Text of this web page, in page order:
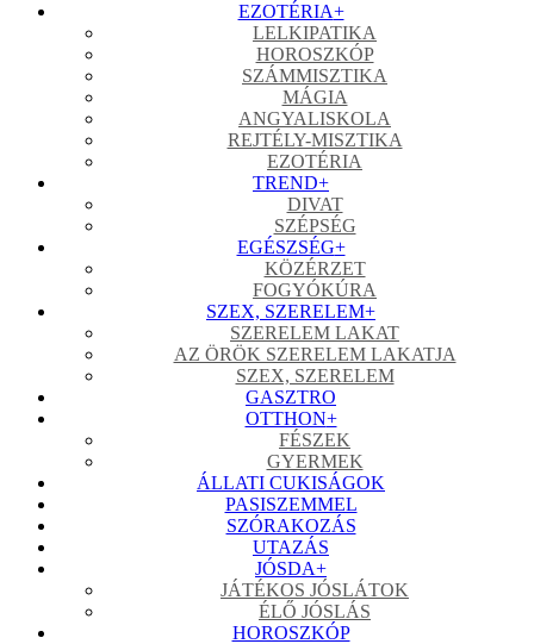
EZOTÉRIA+
LELKIPATIKA
HOROSZKÓP
SZÁMMISZTIKA
MÁGIA
ANGYALISKOLA
REJTÉLY-MISZTIKA
EZOTÉRIA
TREND+
DIVAT
SZÉPSÉG
EGÉSZSÉG+
KÖZÉRZET
FOGYÓKÚRA
SZEX, SZERELEM+
SZERELEM LAKAT
AZ ÖRÖK SZERELEM LAKATJA
SZEX, SZERELEM
GASZTRO
OTTHON+
FÉSZEK
GYERMEK
ÁLLATI CUKISÁGOK
PASISZEMMEL
SZÓRAKOZÁS
UTAZÁS
JÓSDA+
JÁTÉKOS JÓSLÁTOK
ÉLŐ JÓSLÁS
HOROSZKÓP